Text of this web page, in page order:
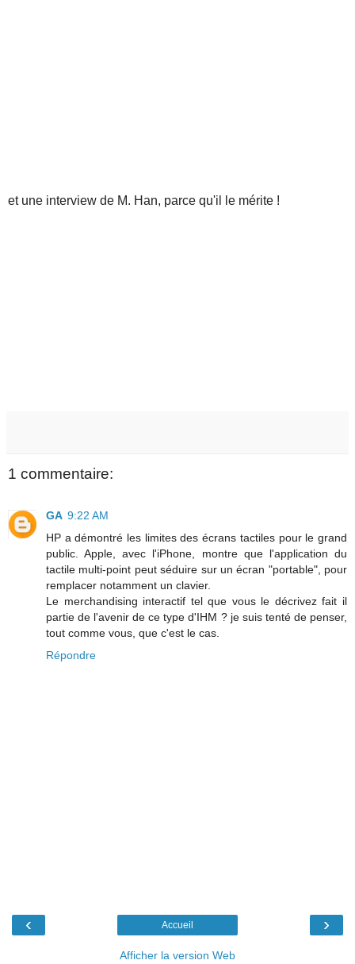
et une interview de M. Han, parce qu'il le mérite !
1 commentaire:
GA 9:22 AM
HP a démontré les limites des écrans tactiles pour le grand
public. Apple, avec l'iPhone, montre que l'application du
tactile multi-point peut séduire sur un écran "portable", pour
remplacer notamment un clavier.
Le merchandising interactif tel que vous le décrivez fait il
partie de l'avenir de ce type d'IHM ? je suis tenté de penser,
tout comme vous, que c'est le cas.
Répondre
‹ ›
Accueil
Afficher la version Web